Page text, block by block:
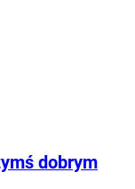
dobrym